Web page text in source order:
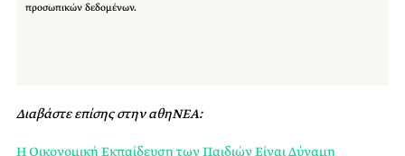
προσωπικών δεδομένων.
Διαβάστε επίσης στην αθηΝΕΑ:
Η Οικονομική Εκπαίδευση των Παιδιών Είναι Δύναμη